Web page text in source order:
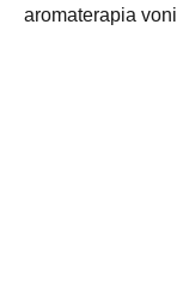
aromaterapia